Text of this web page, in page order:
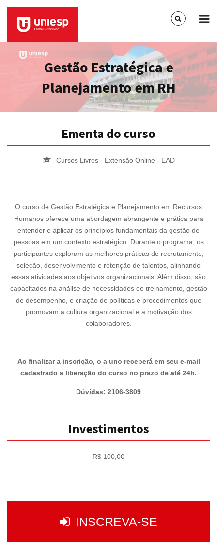
Gestão Estratégica e
Planejamento em RH
Ementa do curso
Cursos Livres - Extensão Online - EAD
O curso de Gestão Estratégica e Planejamento em Recursos
Humanos oferece uma abordagem abrangente e prática para
entender e aplicar os princípios fundamentais da gestão de
pessoas em um contexto estratégico. Durante o programa, os
participantes exploram as melhores práticas de recrutamento,
seleção, desenvolvimento e retenção de talentos, alinhando
essas atividades aos objetivos organizacionais. Além disso, são
capacitados na análise de necessidades de treinamento, gestão
de desempenho, e criação de políticas e procedimentos que
promovam a cultura organizacional e a motivação dos
colaboradores.
Ao finalizar a inscrição, o aluno receberá em seu e-mail
cadastrado a liberação do curso no prazo de até 24h.
Dúvidas: 2106-3809
Investimentos
R$ 100,00
INSCREVA-SE